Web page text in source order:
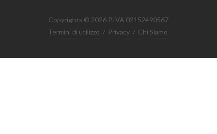
Copyrights © 2026 P.IVA 02152490567
Termini di utilizzo / Privacy / Chi Siamo